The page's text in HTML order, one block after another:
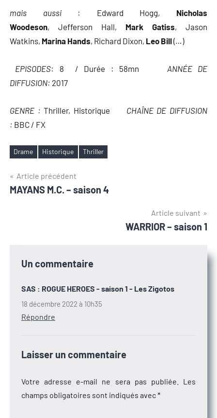
mais aussi: Edward Hogg, Nicholas
Woodeson, Jefferson Hall, Mark Gatiss, Jason
Watkins, Marina Hands, Richard Dixon, Leo Bill(…)
EPISODES: 8 / Durée : 58mn ANNÉE DE
DIFFUSION: 2017
GENRE :Thriller, Historique CHAÎNE DE DIFFUSION
: BBC / FX
Étiquettes
Drame Historique Thriller
Navigation
de
Article précédent
MAYANS M.C. – saison 4
Article suivant
WARRIOR – saison 1
Un commentaire
SAS : ROGUE HEROES - saison 1 - Les Zigotos
18 décembre 2022 à 10h35
Répondre
Laisser un commentaire
Votre adresse e-mail ne sera pas publiée.
Les
champs obligatoires sont indiqués avec*